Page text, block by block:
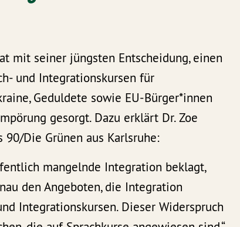
mit seiner jüngsten Entscheidung, einen
und Integrationskursen für
Geduldete sowie EU-Bürger*innen
gesorgt. Dazu erklärt Dr. Zoe
90/Die Grünen aus Karlsruhe:
mangelnde Integration beklagt,
den Angeboten, die Integration
Integrationskursen. Dieser Widerspruch